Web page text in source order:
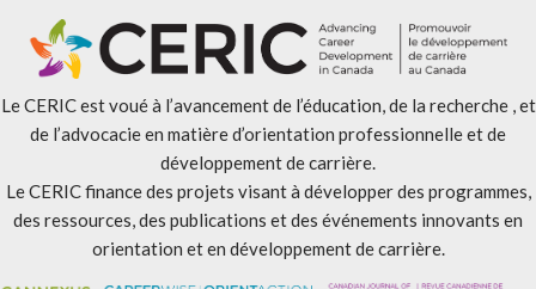
Le CERIC est voué à l’avancement de l’éducation, de la recherche , et
de l’advocacie en matière d’orientation professionnelle et de
développement de carrière.
Le CERIC finance des projets visant à développer des programmes,
des ressources, des publications et des événements innovants en
orientation et en développement de carrière.